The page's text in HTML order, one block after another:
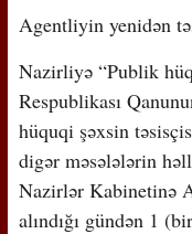
Agentliyin yenidən
Nazirliyə “Publik
Respublikası
hüquqi şəxsin
digər məsələlərin
Nazirlər Kabinetinə
alındığı gündən 1